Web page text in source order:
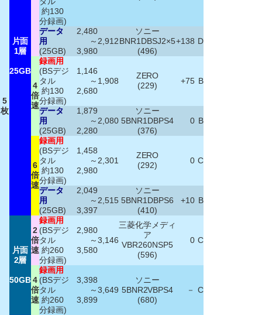
5
枚
片面
1層
25GB
約130
分録画)
データ
用
(25GB)
2,480
～
3,980
2,912
ソニー
BNR1DBSJ2×5
(496)
+138 D
4
倍
速
録画用
(BSデジ
タル
約130
分録画)
1,146
～
2,680
1,908
ZERO
(229)
+75 B
データ
用
(25GB)
1,879
～
2,280
2,080
ソニー
5BNR1DBPS4
(376)
0 B
6
倍
速
録画用
(BSデジ
タル
約130
分録画)
1,458
～
2,980
2,301
ZERO
(292)
0 C
データ
用
(25GB)
2,049
～
3,397
2,515
ソニー
5BNR1DBPS6
(410)
+10 B
片面
2層
50GB
2
倍
速
録画用
(BSデジ
タル
約260
分録画)
2,980
～
3,580
3,146
三菱化学メディ
ア
VBR260NSP5
(596)
0 C
4
倍
速
録画用
(BSデジ
タル
約260
分録画)
3,398
～
3,899
3,649
ソニー
5BNR2VBPS4
(680)
－ C